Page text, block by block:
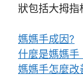
狀包括大拇指
媽媽手成因?
什麼是媽媽手
媽媽手怎麼改